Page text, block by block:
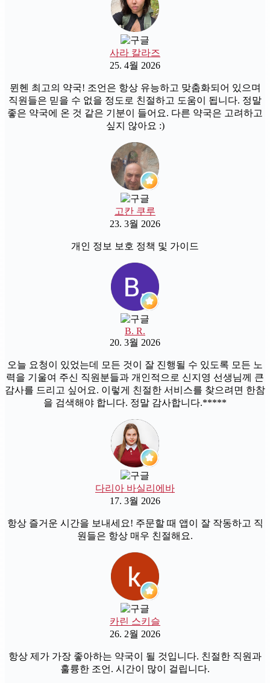
사라 칼라즈
25. 4월 2026
뮌헨 최고의 약국! 조언은 항상 유능하고 맞춤화되어 있으며
직원들은 믿을 수 없을 정도로 친절하고 도움이 됩니다. 정말
좋은 약국에 온 것 같은 기분이 들어요. 다른 약국은 고려하고
싶지 않아요 :)
고칸 쿠루
23. 3월 2026
개인 정보 보호 정책 및 가이드
B. R.
20. 3월 2026
오늘 요청이 있었는데 모든 것이 잘 진행될 수 있도록 모든 노
력을 기울여 주신 직원분들과 개인적으로 신지영 선생님께 큰
감사를 드리고 싶어요. 이렇게 친절한 서비스를 찾으려면 한참
을 검색해야 합니다. 정말 감사합니다.*****
다리아 바실리에바
17. 3월 2026
항상 즐거운 시간을 보내세요! 주문할 때 앱이 잘 작동하고 직
원들은 항상 매우 친절해요.
카린 스키슬
26. 2월 2026
항상 제가 가장 좋아하는 약국이 될 것입니다. 친절한 직원과
훌륭한 조언. 시간이 많이 걸립니다.